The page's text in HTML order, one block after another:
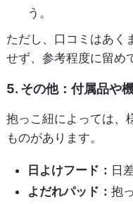
う。
ただし、口コミはあく
せず、参考程度に留め
5. その他：付属品や
抱っこ紐によっては、
ものがあります。
日よけフード： 日
よだれパッド： 抱